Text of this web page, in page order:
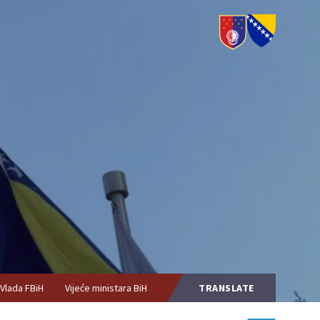
Vlada FBiH Vijeće ministara BiH TRANSLATE